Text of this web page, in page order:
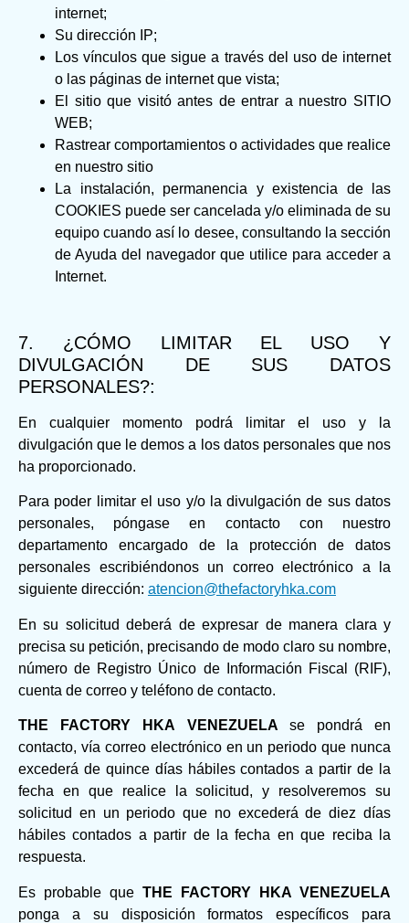
internet;
Su dirección IP;
Los vínculos que sigue a través del uso de internet
o las páginas de internet que vista;
El sitio que visitó antes de entrar a nuestro SITIO
WEB;
Rastrear comportamientos o actividades que realice
en nuestro sitio
La instalación, permanencia y existencia de las
COOKIES puede ser cancelada y/o eliminada de su
equipo cuando así lo desee, consultando la sección
de Ayuda del navegador que utilice para acceder a
Internet.
7. ¿CÓMO LIMITAR EL USO Y
DIVULGACIÓN DE SUS DATOS
PERSONALES?:
En cualquier momento podrá limitar el uso y la
divulgación que le demos a los datos personales que nos
ha proporcionado.
Para poder limitar el uso y/o la divulgación de sus datos
personales, póngase en contacto con nuestro
departamento encargado de la protección de datos
personales escribiéndonos un correo electrónico a la
siguiente dirección: atencion@thefactoryhka.com
En su solicitud deberá de expresar de manera clara y
precisa su petición, precisando de modo claro su nombre,
número de Registro Único de Información Fiscal (RIF),
cuenta de correo y teléfono de contacto.
THE FACTORY HKA VENEZUELA se pondrá en
contacto, vía correo electrónico en un periodo que nunca
excederá de quince días hábiles contados a partir de la
fecha en que realice la solicitud, y resolveremos su
solicitud en un periodo que no excederá de diez días
hábiles contados a partir de la fecha en que reciba la
respuesta.
Es probable que THE FACTORY HKA VENEZUELA
ponga a su disposición formatos específicos para